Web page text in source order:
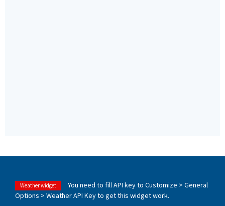
Weather widget
You need to fill API key to Customize > General
Options > Weather API Key to get this widget work.